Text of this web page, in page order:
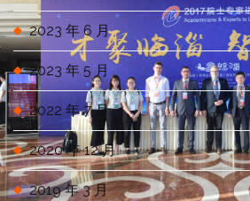
2023 年 6 月
2023 年 5 月
2022 年 7 月
2020 年 12 月
2019 年 3 月